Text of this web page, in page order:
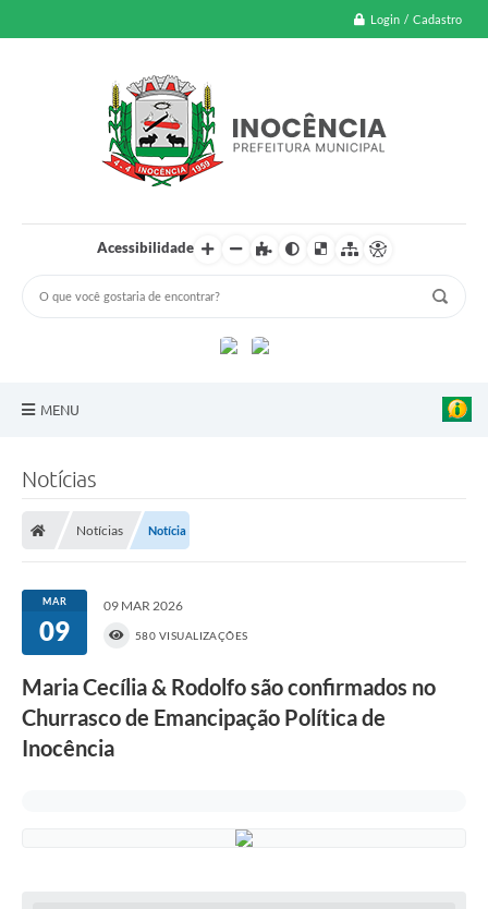
Login / Cadastro
Acessibilidade
MENU
Transparência Pública
Notícias
Legislação
Renuncia de Receita
Galeria de Fotos
Notícias
Notícias Notícia
MAR
09
09 MAR 2026
580 VISUALIZAÇÕES
Maria Cecília & Rodolfo são confirmados no
Churrasco de Emancipação Política de
Inocência